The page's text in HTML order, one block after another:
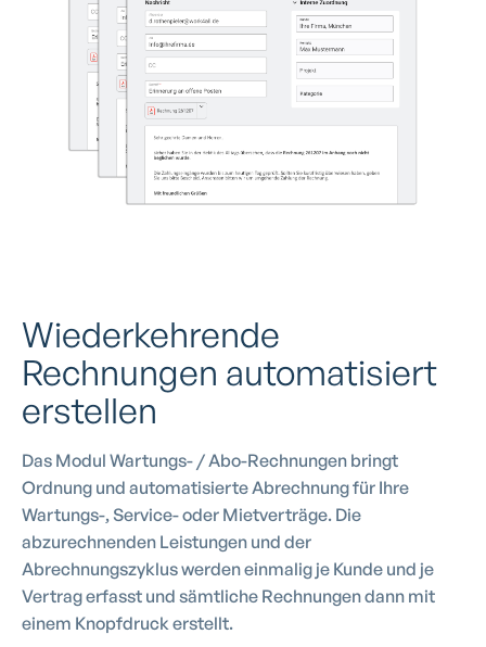
Wiederkehrende
Rechnungen automatisiert
erstellen
Das Modul Wartungs- / Abo-Rechnungen bringt
Ordnung und automatisierte Abrechnung für Ihre
Wartungs-, Service- oder Mietverträge. Die
abzurechnenden Leistungen und der
Abrechnungszyklus werden einmalig je Kunde und je
Vertrag erfasst und sämtliche Rechnungen dann mit
einem Knopfdruck erstellt.